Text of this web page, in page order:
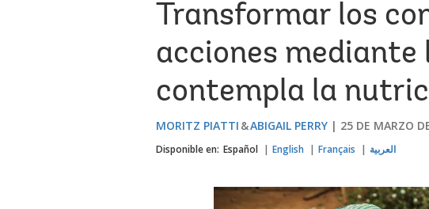
Transformar los
acciones mediante
contempla la
MORITZ PIATTI ABIGAIL PERRY 25 DE MARZO
Disponible en: Español English Français العربية